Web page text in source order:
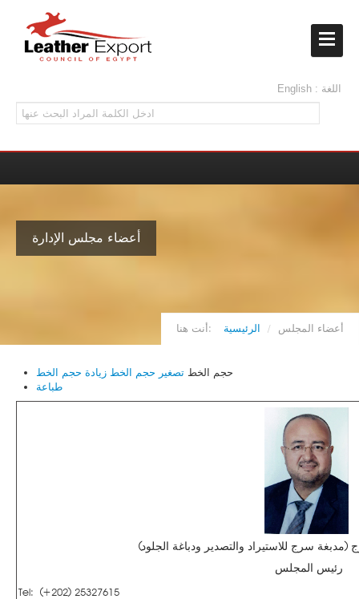
English : اللغة
أنت هنا: / أعضاء المجلس
أعضاء مجلس الإدارة
حجم الخط تصغير حجم الخط زيادة حجم الخط
طباعة
سرج للاستيراد والتصدير ودباغة الجلود)
رئيس المجلس
Tel: (+202) 25327615